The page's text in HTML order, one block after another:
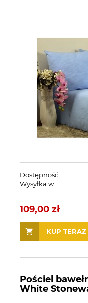
Dostępność:
Wysyłka w:
109,00 zł
KUP TERAZ
Pościel
White